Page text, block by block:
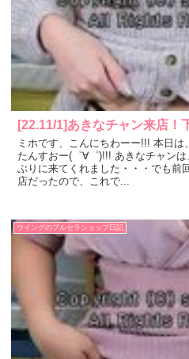
[22.11/1]あきなチャン来店！
ミホです、こんにちわーー!!! 本日
たんすおー(゜∀゜)!!! あきなチャン
ぶりに来てくれました・・・でも前
店だったので、これで...
ウイングのブルセラショップ日記